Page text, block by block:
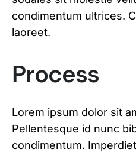
condimentum ultrices.
laoreet.
Process
Lorem ipsum dolor sit
Pellentesque id nunc
condimentum.